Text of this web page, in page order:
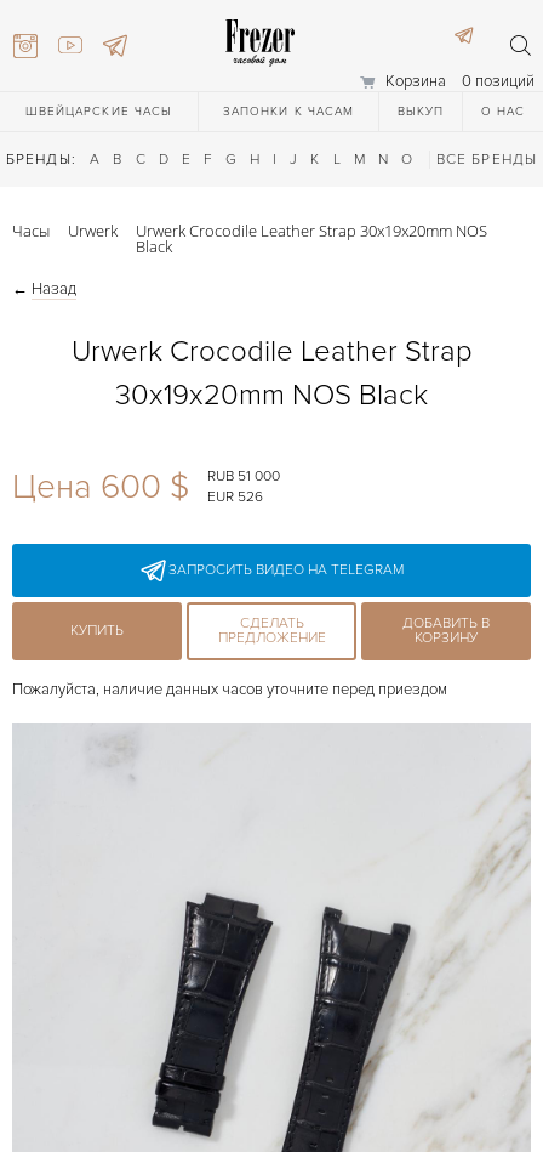
Корзина 0 позиций
ШВЕЙЦАРСКИЕ ЧАСЫ ЗАПОНКИ К ЧАСАМ ВЫКУП О НАС
БРЕНДЫ: A B C D E F G H I J K L M N O Q R S T
ВСЕ БРЕНДЫ
27-44
Часы Urwerk Urwerk Crocodile Leather Strap 30x19x20mm NOS
Black
← Назад
Urwerk Crocodile Leather Strap
30x19x20mm NOS Black
Цена 600 $
RUB 51 000
EUR 526
ЗАПРОСИТЬ ВИДЕО НА TELEGRAM
КУПИТЬ
СДЕЛАТЬ
ПРЕДЛОЖЕНИЕ
ДОБАВИТЬ В
КОРЗИНУ
Пожалуйста, наличие данных часов уточните перед приездом